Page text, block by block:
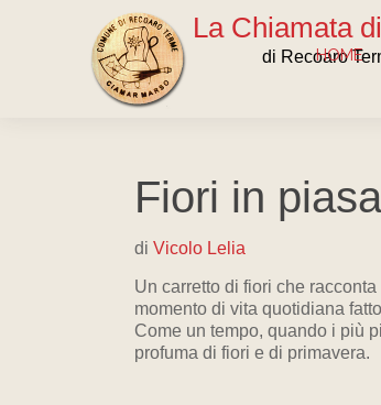
La Chiamata
di Recoaro
HOME
Fiori in piasa
di Vicolo Lelia
Un carretto di fiori che
momento di vita quotidiana
Come un tempo, quando i più
profuma di fiori e di primavera.